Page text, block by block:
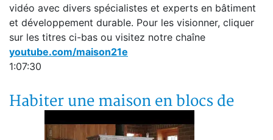
vidéo avec divers spécialistes et experts en bâtiment
et développement durable. Pour les visionner, cliquer
sur les titres ci-bas ou visitez notre chaîne
youtube.com/maison21e
1:07:30
Habiter une maison en blocs de